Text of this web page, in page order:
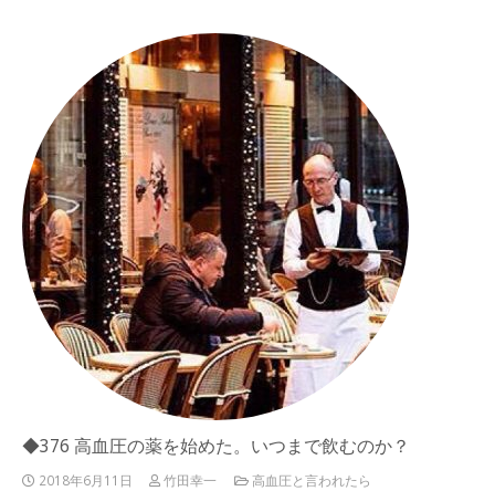
◆376 高血圧の薬を始めた。いつまで飲むのか？
2018年6月11日 竹田幸一
高血圧と言われたら